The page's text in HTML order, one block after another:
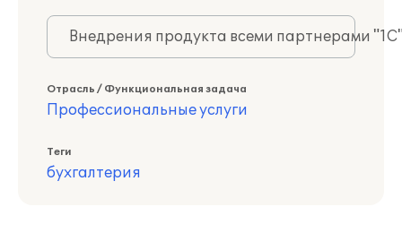
Внедрения продукта всеми партнерами
Отрасль / Функциональная задача
Профессиональные услуги
Теги
бухгалтерия